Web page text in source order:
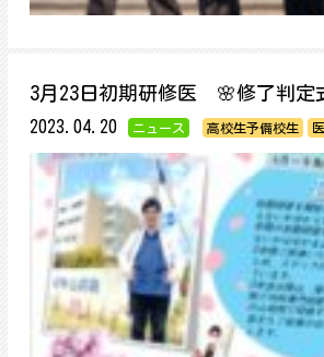
3月23日初期研修医 🌸修了判定
2023.04.20 ニュース 高校生予備校生